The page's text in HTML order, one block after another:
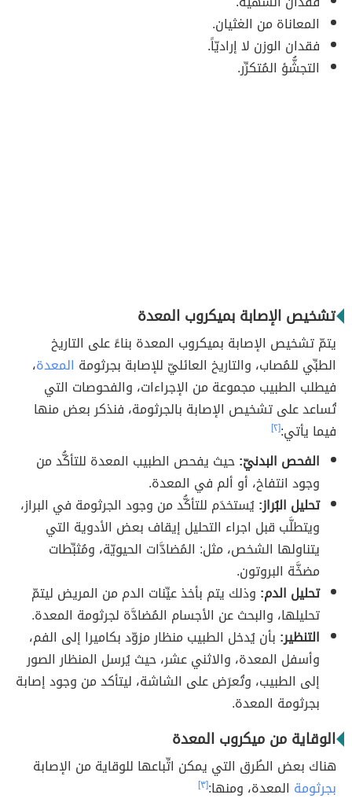
المعاناة من الغثيان.
فقدان الوزن لا إراديّاً.
التجشُّؤ المُتكرِّر.
تشخيص الإصابة بميكروب المعدة
يتمّ تشخيص الإصابة بميكروب المعدة بناءً على التاريخ
الطبِّي للمُصاب، والتاريخ العائليّ للإصابة بجرثومة المعدة،
فيطلب الطبيب مجموعة من الإجراءات، والفحوصات التي
تُساعد على تشخيص الإصابة بالجرثومة، فنذكر بعض منها
فيما يأتي:[٢]
الفحص البدنيّ:حيث يفحص الطبيب المعدة للتأكُّد من
وجود انتفاخ، أو ألم في المعدة.
تحليل البُراز:يُستخدَم للتأكُّد من وجود الجرثومة في البراز،
ويتطلَّب قبل اجراء التحليل إيقاف بعض الأدوية التي
يتناولها الشخص، مثل: المُضادَّات الحيويّة، ومُثبِّطات
مضخَّة البروتون.
تحليل الدم: وذلك يتم بأخذ عيِّنات الدم من المريض ليتمّ
تحليلها، والبحث عن الأجسام المُضادَّة لجرثومة المعدة.
التنظير: بأن يُدخل الطبيب منظار مزوّد بكاميرا إلى الفم،
وأسفل المعدة، والاثني عشر، حيث يُرسل المنظار الصور
إلى الطبيب، وتُعرَض على الشاشة، ليتأكد من وجود إصابة
بجرثومة المعدة.
الوقاية من ميكروب المعدة
هناك بعض الطُرق التي يمكن اتِّباعها للوقاية من الإصابة
بجرثومة المعدة، ومنها:[٣]